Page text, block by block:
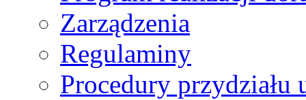
Zarządzenia
Regulaminy
Procedury